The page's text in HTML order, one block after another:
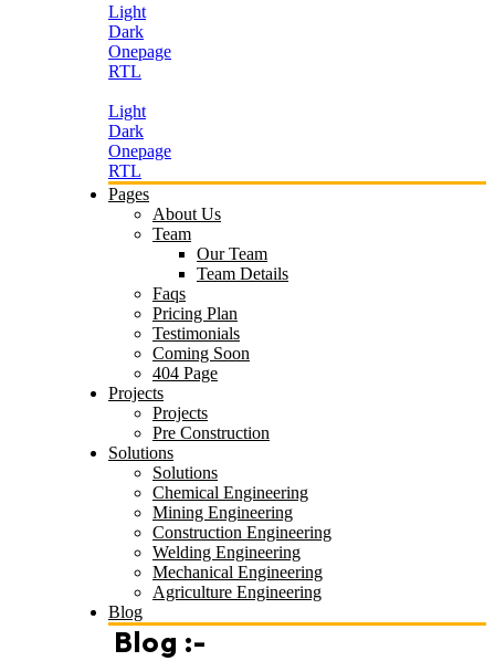
Light
Dark
Onepage
RTL
Light
Dark
Onepage
RTL
Pages
About Us
Team
Our Team
Team Details
Faqs
Pricing Plan
Testimonials
Coming Soon
404 Page
Projects
Projects
Pre Construction
Solutions
Solutions
Chemical Engineering
Mining Engineering
Construction Engineering
Welding Engineering
Mechanical Engineering
Agriculture Engineering
Blog
Blog :-